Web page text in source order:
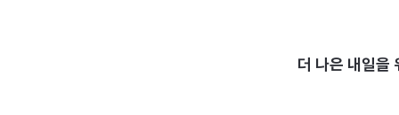
더 나은 내일을